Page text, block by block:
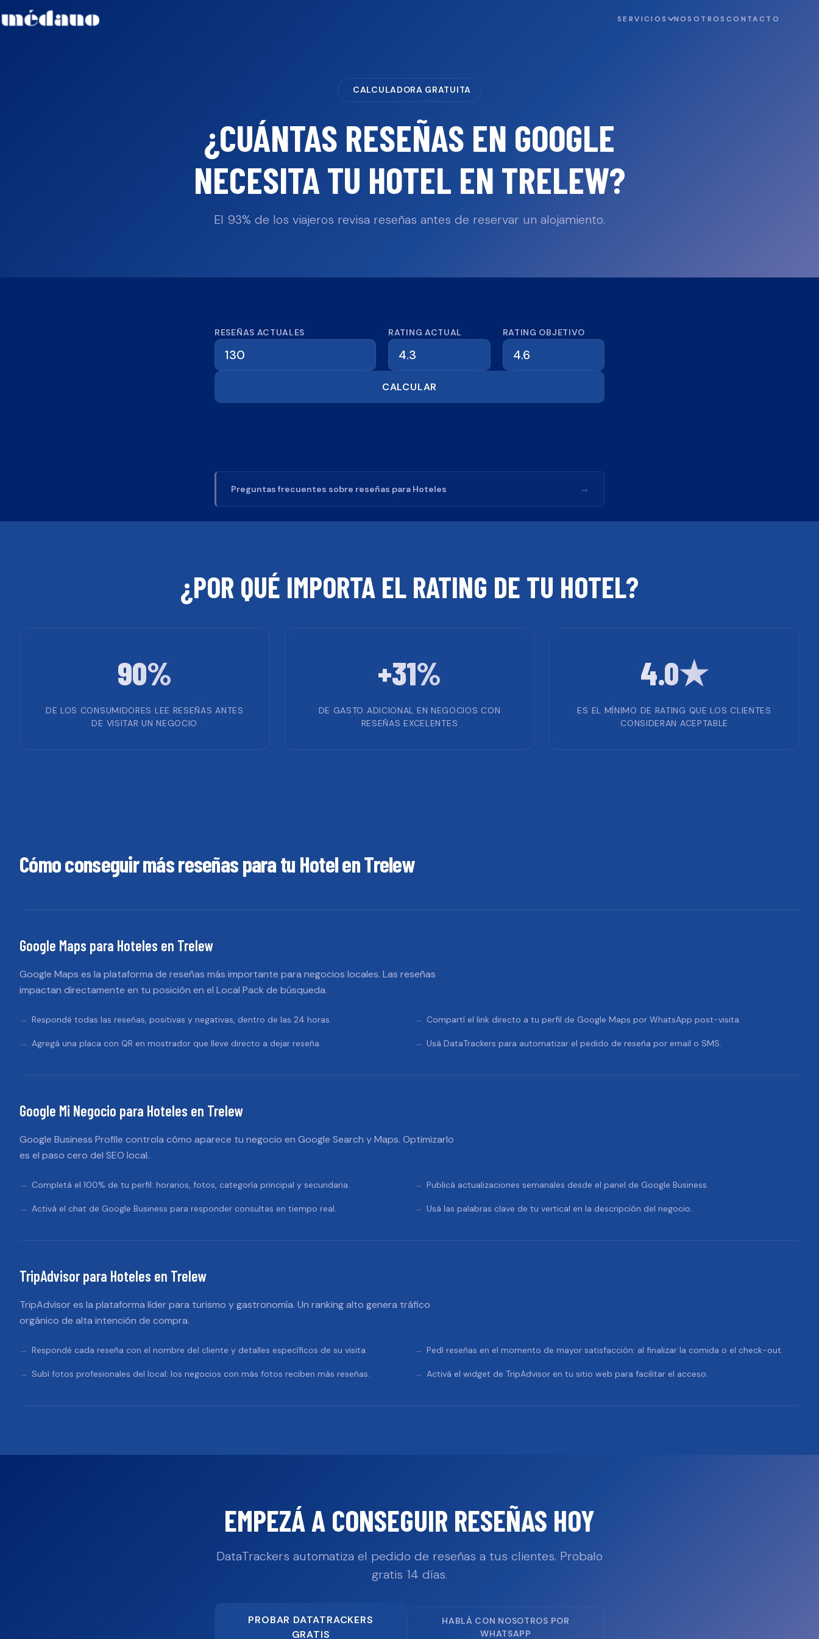
SERVICIOS NOSOTROS CONTACTO
CALCULADORA GRATUITA
¿CUÁNTAS RESEÑAS EN GOOGLE
NECESITA TU HOTEL EN TRELEW?
El 93% de los viajeros revisa reseñas antes de reservar un alojamiento.
Calculadora de reseñas
RESEÑAS ACTUALES RATING ACTUAL RATING OBJETIVO
CALCULAR
Preguntas frecuentes sobre reseñas para Hoteles →
¿POR QUÉ IMPORTA EL RATING DE TU HOTEL?
90%
DE LOS CONSUMIDORES LEE RESEÑAS ANTES
DE VISITAR UN NEGOCIO
+31%
DE GASTO ADICIONAL EN NEGOCIOS CON
RESEÑAS EXCELENTES
4.0★
ES EL MÍNIMO DE RATING QUE LOS CLIENTES
CONSIDERAN ACEPTABLE
Cómo conseguir más reseñas para tu HotelenTrelew
Google Maps para Hoteles en Trelew
Google Maps es la plataforma de reseñas más importante para negocios locales. Las reseñas
impactan directamente en tu posición en el Local Pack de búsqueda.
Respondé todas las reseñas, positivas y negativas, dentro de las 24 horas. Compartí el link directo a tu perfil de Google Maps por WhatsApp post-visita.
Agregá una placa con QR en mostrador que lleve directo a dejar reseña. Usá DataTrackers para automatizar el pedido de reseña por email o SMS.
Google Mi Negocio para Hoteles en Trelew
Google Business Profile controla cómo aparece tu negocio en Google Search y Maps. Optimizarlo
es el paso cero del SEO local.
Completá el 100% de tu perfil: horarios, fotos, categoría principal y secundaria. Publicá actualizaciones semanales desde el panel de Google Business.
Activá el chat de Google Business para responder consultas en tiempo real. Usá las palabras clave de tu vertical en la descripción del negocio.
TripAdvisor para Hoteles en Trelew
TripAdvisor es la plataforma líder para turismo y gastronomía. Un ranking alto genera tráfico
orgánico de alta intención de compra.
Respondé cada reseña con el nombre del cliente y detalles específicos de su visita. Pedí reseñas en el momento de mayor satisfacción: al finalizar la comida o el check-out.
Subí fotos profesionales del local: los negocios con más fotos reciben más reseñas. Activá el widget de TripAdvisor en tu sitio web para facilitar el acceso.
EMPEZÁ A CONSEGUIR RESEÑAS HOY
DataTrackers automatiza el pedido de reseñas a tus clientes. Probalo
gratis 14 días.
PROBAR DATATRACKERS
GRATIS
HABLÁ CON NOSOTROS POR
WHATSAPP